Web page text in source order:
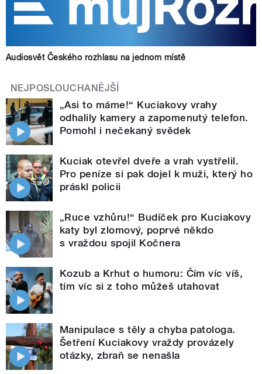
Audiosvět Českého rozhlasu na jednom místě
NEJPOSLOUCHANĚJŠÍ
„Asi to máme!“ Kuciakovy vrahy
odhalily kamery a zapomenutý telefon.
Pomohl i nečekaný svědek
Kuciak otevřel dveře a vrah vystřelil.
Pro peníze si pak dojel k muži, který ho
práskl policii
„Ruce vzhůru!“ Budíček pro Kuciakovy
katy byl zlomový, poprvé někdo
s vraždou spojil Kočnera
Kozub a Krhut o humoru: Čím víc víš,
tím víc si z toho můžeš utahovat
Manipulace s těly a chyba patologa.
Šetření Kuciakovy vraždy provázely
otázky, zbraň se nenašla